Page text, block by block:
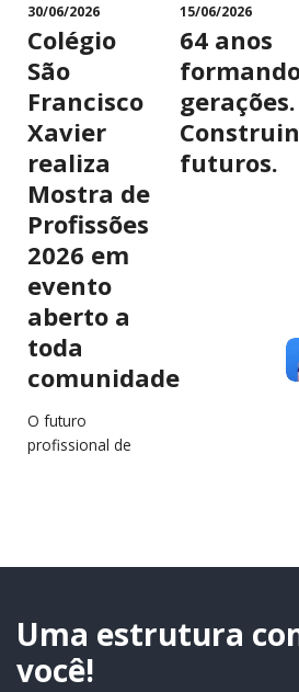
30/06/2026
Colégio
São
Francisco
Xavier
realiza
Mostra de
Profissões
2026 em
evento
aberto a
toda
comunidade
O futuro
profissional de
próximo dia 2 de
15/06/2026
64 anos
gerações.
futuros.
Uma estrutura
você!